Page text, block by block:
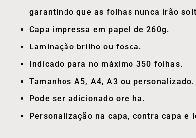
garantindo que as folhas nunca irão
Capa impressa em papel de 260g.
Laminação brilho ou fosca.
Indicado para no máximo 350 folhas.
Tamanhos A5, A4, A3 ou personalizado.
Pode ser adicionado orelha.
Personalização na capa, contra capa e